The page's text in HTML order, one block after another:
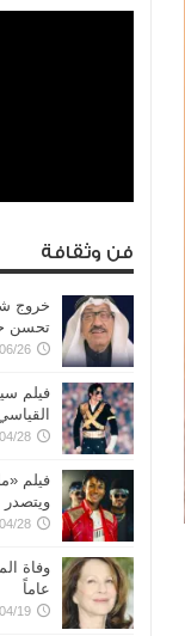
فن وثقافة
خروج
تحسن
26
فيلم
28
فيلم
ويتصدر
28
عاماً
19